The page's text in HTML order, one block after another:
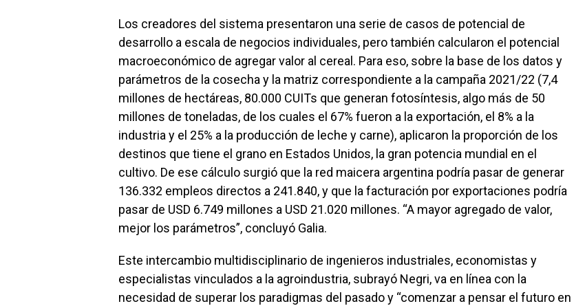
Los creadores del sistema presentaron una serie de casos de potencial de
desarrollo a escala de negocios individuales, pero también calcularon el potencial
macroeconómico de agregar valor al cereal. Para eso, sobre la base de los datos y
parámetros de la cosecha y la matriz correspondiente a la campaña 2021/22 (7,4
millones de hectáreas, 80.000 CUITs que generan fotosíntesis, algo más de 50
millones de toneladas, de los cuales el 67% fueron a la exportación, el 8% a la
industria y el 25% a la producción de leche y carne), aplicaron la proporción de los
destinos que tiene el grano en Estados Unidos, la gran potencia mundial en el
cultivo. De ese cálculo surgió que la red maicera argentina podría pasar de generar
136.332 empleos directos a 241.840, y que la facturación por exportaciones podría
pasar de USD 6.749 millones a USD 21.020 millones. “A mayor agregado de valor,
mejor los parámetros”, concluyó Galia.
Este intercambio multidisciplinario de ingenieros industriales, economistas y
especialistas vinculados a la agroindustria, subrayó Negri, va en línea con la
necesidad de superar los paradigmas del pasado y “comenzar a pensar el futuro en